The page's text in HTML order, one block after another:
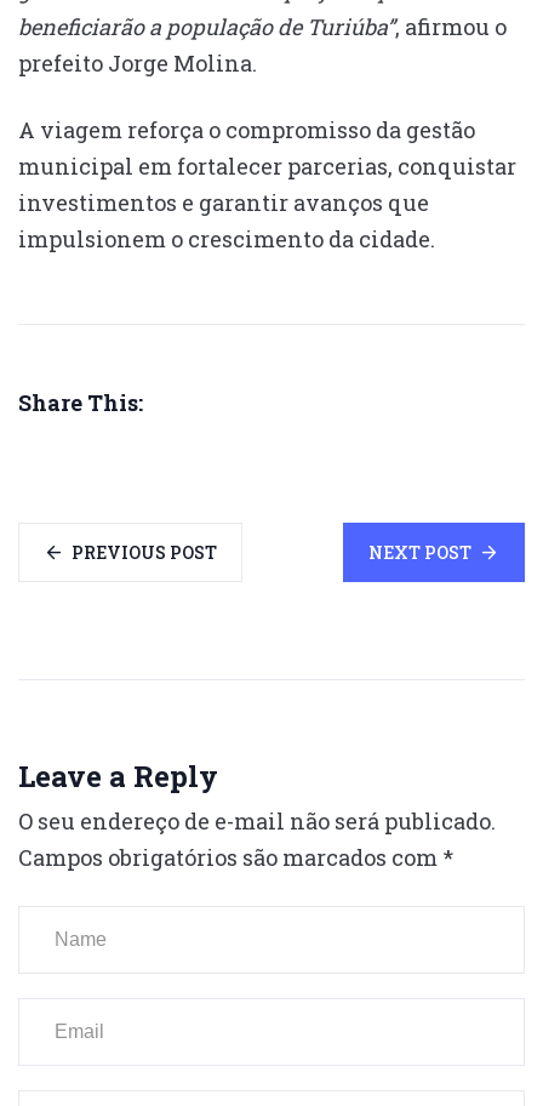
beneficiarão a população de Turiúba”, afirmou o
prefeito Jorge Molina.
A viagem reforça o compromisso da gestão
municipal em fortalecer parcerias, conquistar
investimentos e garantir avanços que
impulsionem o crescimento da cidade.
Share This:
PREVIOUS POST NEXT POST
Leave a Reply
O seu endereço de e-mail não será publicado.
Campos obrigatórios são marcados com *